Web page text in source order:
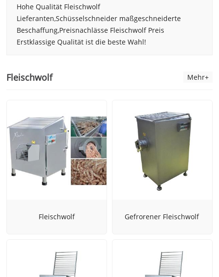
Hohe Qualität Fleischwolf
Lieferanten,Schüsselschneider maßgeschneiderte
Beschaffung,Preisnachlässe Fleischwolf Preis
Erstklassige Qualität ist die beste Wahl!
Fleischwolf Mehr+
Fleischwolf Gefrorener Fleischwolf